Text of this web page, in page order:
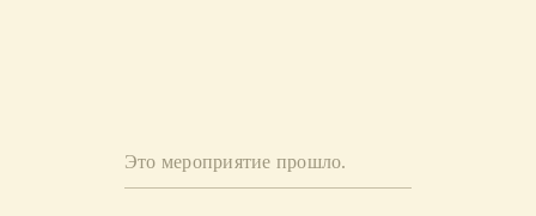
Это мероприятие прошло.